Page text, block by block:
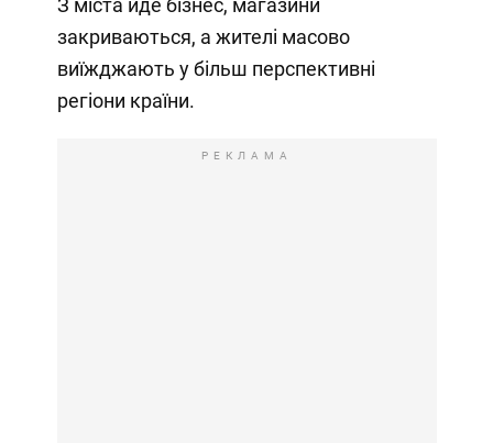
З міста йде бізнес, магазини
закриваються, а жителі масово
виїжджають у більш перспективні
регіони країни.
РЕКЛАМА